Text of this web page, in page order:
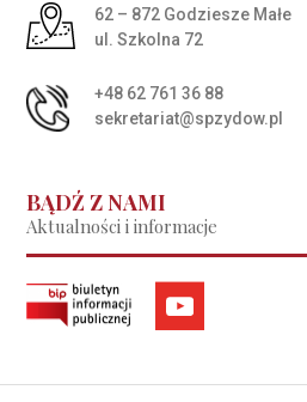
Adres pocztowy:
62 – 872 Godziesze Małe
ul. Szkolna 72
+48 62 761 36 88
sekretariat@spzydow.pl
BĄDŹ Z NAMI
Aktualności i informacje